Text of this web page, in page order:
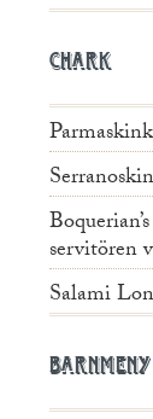
Chark
servitören
Salami
Barnmeny